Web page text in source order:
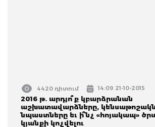
4420 դիտում 14:09 21-10-2015
2016 թ. արդյո՞ք կբարձրանան
աշխատավարձները,
նպաստները եւ ի՞նչ «հոյակապ»
կյանքի կոչվելու